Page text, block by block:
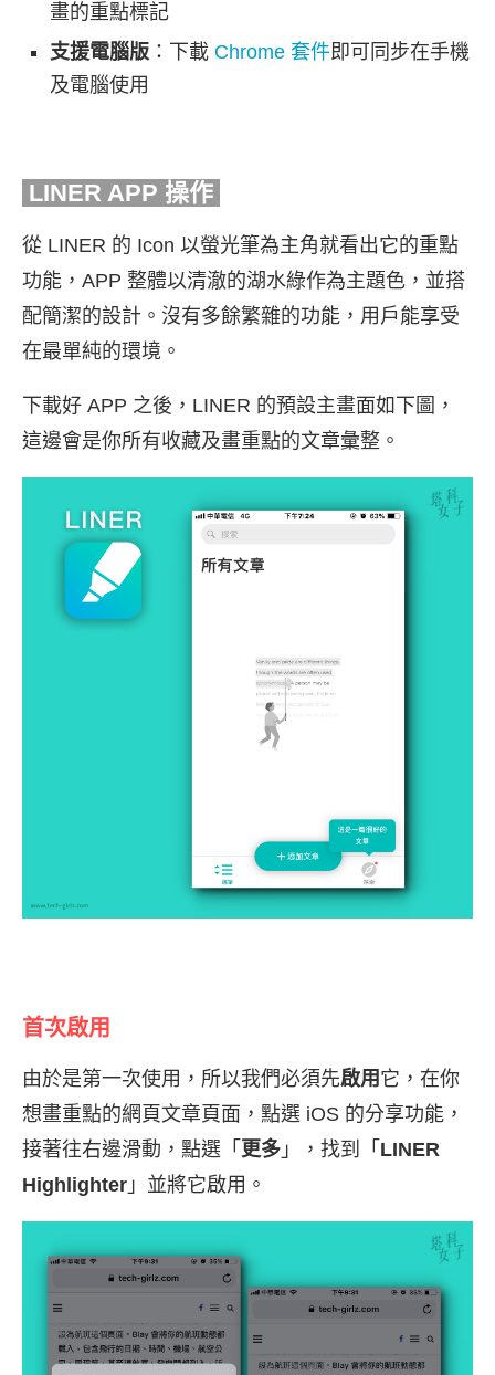
畫的重點標記
支援電腦版 ：下載 Chrome 套件即可同步在手機
及電腦使用
LINER APP 操作
從 LINER 的 Icon 以螢光筆為主角就看出它的重點
功能，APP 整體以清澈的湖水綠作為主題色，並搭
配簡潔的設計。沒有多餘繁雜的功能，用戶能享受
在最單純的環境。
下載好 APP 之後，LINER 的預設主畫面如下圖，
這邊會是你所有收藏及畫重點的文章彙整。
首次啟用
由於是第一次使用，所以我們必須先啟用 它，在你
想畫重點的網頁文章頁面，點選 iOS 的分享功能，
接著往右邊滑動，點選「 更多 」，找到「 LINER
Highlighter 」並將它啟用。